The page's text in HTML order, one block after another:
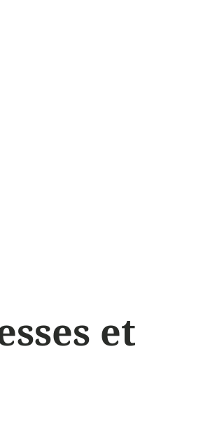
et